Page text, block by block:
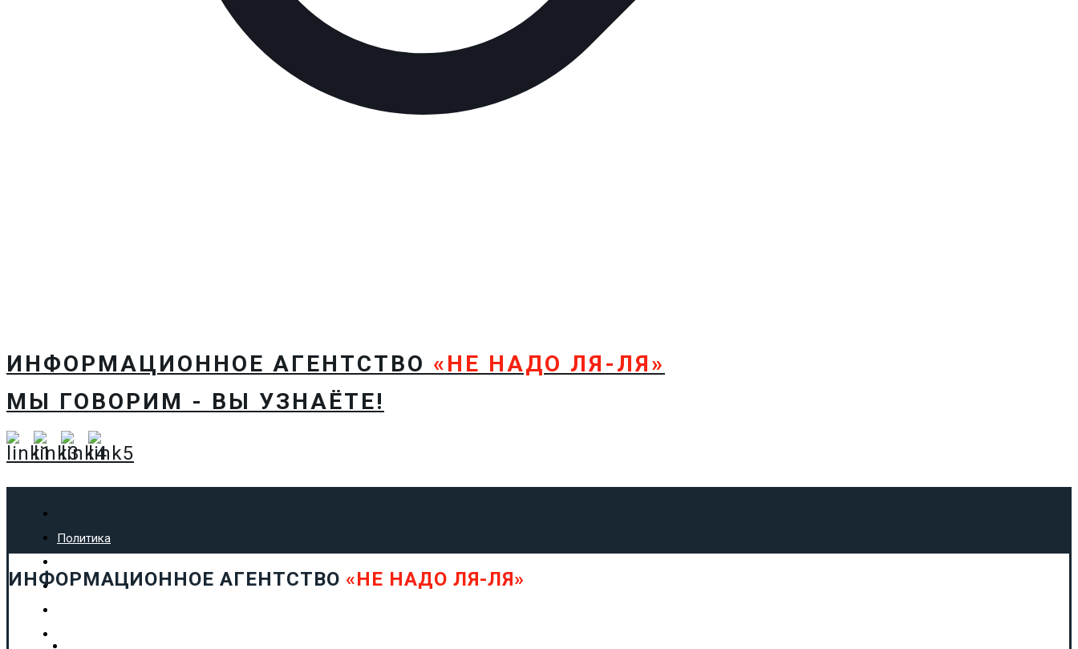
ИНФОРМАЦИОННОЕ АГЕНТСТВО «НЕ НАДО ЛЯ-ЛЯ»
МЫ ГОВОРИМ - ВЫ УЗНАЁТЕ!
Политика
Общество
ИНФОРМАЦИОННОЕ АГЕНТСТВО «НЕ НАДО ЛЯ-ЛЯ»